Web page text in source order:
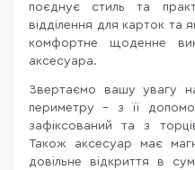
поєднує стиль та
відділення для карток та
комфортне щоденне
аксесуара.
Звертаємо вашу увагу
периметру – з її
зафіксований та з
Також аксесуар має
довільне відкриття в